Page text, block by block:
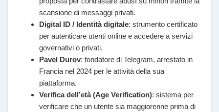
scansione di messaggi privati.
Digital ID / Identità digitale: strumento certificato
per autenticare utenti online e accedere a servizi
governativi o privati.
Pavel Durov: fondatore di Telegram, arrestato in
Francia nel 2024 per le attività della sua
piattaforma.
Verifica dell’età (Age Verification): sistema per
verificare che un utente sia maggiorenne prima di